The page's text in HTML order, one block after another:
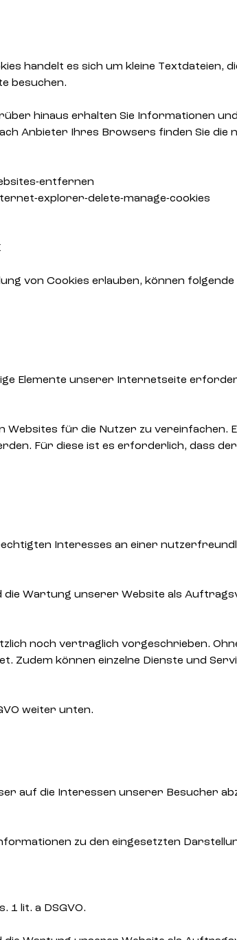
handelt es sich um kleine Textdateien,
besuchen.
hinaus erhalten Sie Informationen
Anbieter Ihres Browsers finden Sie die
entfernen
explorer-delete-manage-cookies
von Cookies erlauben, können
Elemente unserer Internetseite
für die Nutzer zu vereinfachen.
Für diese ist es erforderlich, dass
Interesses an einer
die Wartung unserer Website als
noch vertraglich vorgeschrieben.
Zudem können einzelne Dienste und
weiter unten.
auf die Interessen unserer Besucher
zu den eingesetzten
1 lit. a DSGVO.